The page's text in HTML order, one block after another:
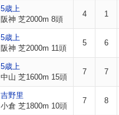
5歳上
阪神 芝2000m 8頭
4 1
5歳上
阪神 芝2000m 11頭
5 6
5歳上
中山 芝1600m 15頭
7 7
吉野里
小倉 芝1800m 10頭
7 8